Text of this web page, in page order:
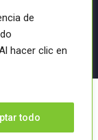
de
hacer clic en
todo
All